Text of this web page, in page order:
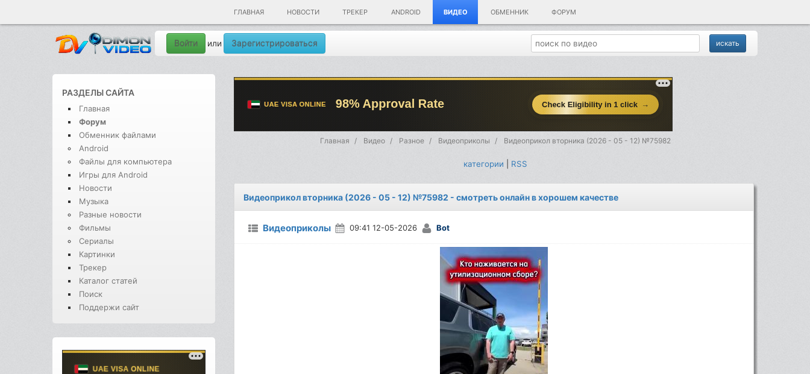
ГЛАВНАЯ НОВОСТИ ТРЕКЕР ANDROID ВИДЕО ОБМЕННИК ФОРУМ
Войти или Зарегистрироваться
РАЗДЕЛЫ САЙТА
Главная
Форум
Обменник файлами
Android
Файлы для компьютера
Игры для Android
Новости
Музыка
Разные новости
Фильмы
Сериалы
Картинки
Трекер
Каталог статей
Поиск
Поддержи сайт
Главная Видео Разное Видеоприколы Видеоприкол вторника (2026 - 05 - 12) №75982
категории RSS
Видеоприкол вторника (2026 - 05 - 12) №75982 - смотреть онлайн в хорошем качестве
Видеоприколы 09:41 12-05-2026 Bot